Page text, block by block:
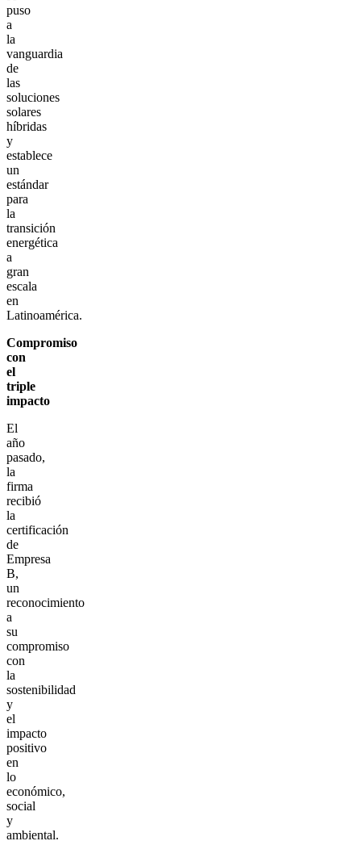
puso
a
la
vanguardia
de
las
soluciones
solares
híbridas
y
establece
un
estándar
para
la
transición
energética
a
gran
escala
en
Latinoamérica.
Compromiso
con
el
triple
impacto
El
año
pasado,
la
firma
recibió
la
certificación
de
Empresa
B,
un
reconocimiento
a
su
compromiso
con
la
sostenibilidad
y
el
impacto
positivo
en
lo
económico,
social
y
ambiental.